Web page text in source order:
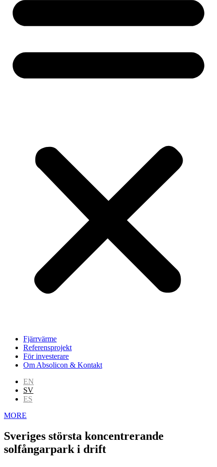
Fjärrvärme
Referensprojekt
För investerare
Om Absolicon & Kontakt
EN
SV
ES
MORE
Sveriges största koncentrerande
solfångarpark i drift